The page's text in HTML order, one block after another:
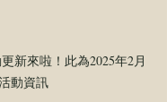
新來啦！此為2025年2月
動資訊